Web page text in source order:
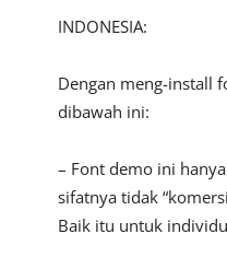
INDONESIA:
Dengan meng-install
dibawah ini:
– Font demo ini
sifatnya tidak
Baik itu untuk